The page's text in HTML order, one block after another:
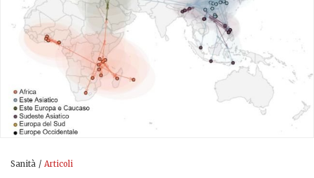
Sanità Articoli